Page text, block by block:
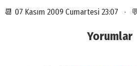
📆 07 Kasım 2009 Cumartesi 23:07 ·
Yorumlar